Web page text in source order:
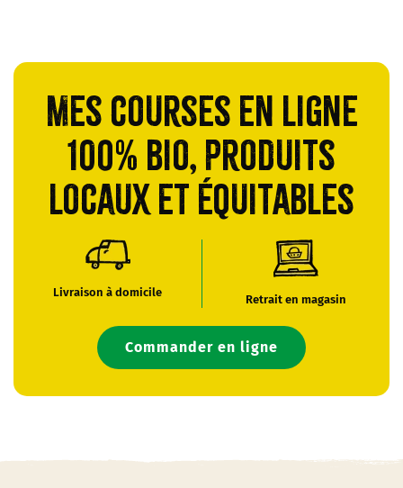
Mes courses en ligne
100% bio, produits
locaux et équitables
Livraison à domicile
Retrait en magasin
Commander en ligne